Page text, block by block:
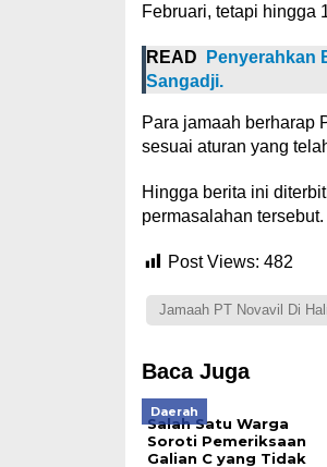
Februari, tetapi hingga
READ
Penyerahkan
Sangadji.
Para jamaah berharap
sesuai aturan yang
Hingga berita ini
permasalahan tersebut.
Post Views: 482
Jamaah PT Novavil Di
Baca Juga
Daerah
Salah Satu Warga
Soroti Pemeriksaan
Galian C yang Tidak